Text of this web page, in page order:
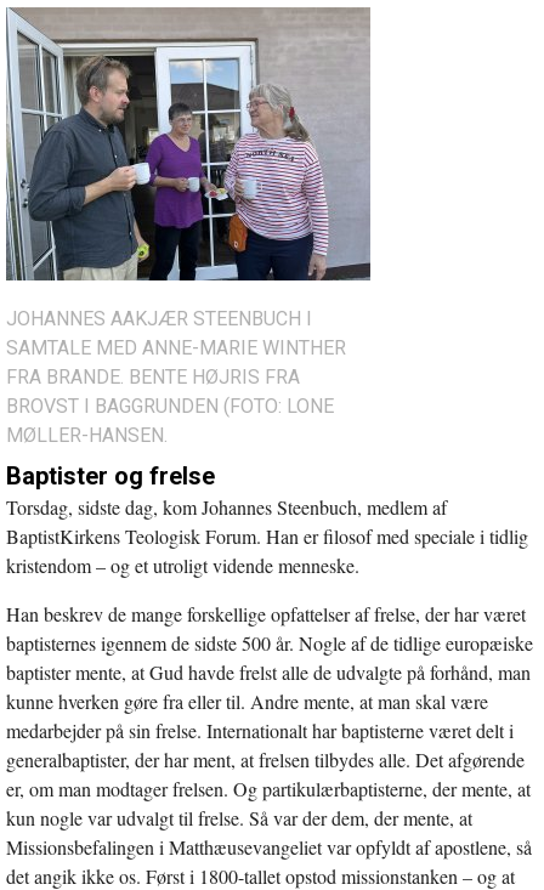
JOHANNES AAKJÆR STEENBUCH I
SAMTALE MED ANNE-MARIE WINTHER
FRA BRANDE. BENTE HØJRIS FRA
BROVST I BAGGRUNDEN (FOTO: LONE
MØLLER-HANSEN.
Baptister og frelse
Torsdag, sidste dag, kom Johannes Steenbuch, medlem af
BaptistKirkens Teologisk Forum. Han er filosof med speciale i tidlig
kristendom – og et utroligt vidende menneske.
Han beskrev de mange forskellige opfattelser af frelse, der har været
baptisternes igennem de sidste 500 år. Nogle af de tidlige europæiske
baptister mente, at Gud havde frelst alle de udvalgte på forhånd, man
kunne hverken gøre fra eller til. Andre mente, at man skal være
medarbejder på sin frelse. Internationalt har baptisterne været delt i
generalbaptister, der har ment, at frelsen tilbydes alle. Det afgørende
er, om man modtager frelsen. Og partikulærbaptisterne, der mente, at
kun nogle var udvalgt til frelse. Så var der dem, der mente, at
Missionsbefalingen i Matthæusevangeliet var opfyldt af apostlene, så
det angik ikke os. Først i 1800-tallet opstod missionstanken – og at